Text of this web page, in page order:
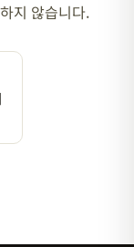
지 않습니다.